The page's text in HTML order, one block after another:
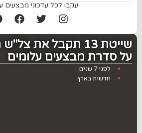
עקבו לכל עדכוני מבצעים
‏שייטת 13 תקבל את
על סדרת מבצעים עלומים
לפני 7 שנים
חדשות בארץ